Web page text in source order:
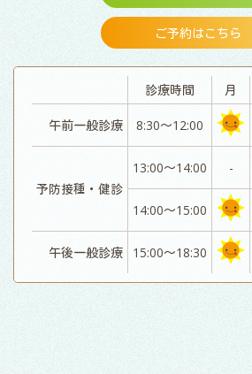
ご予約はこちら
診療時間 月
午前一般診療 8:30～12:00
予防接種・健診
13:00～14:00 -
14:00～15:00
午後一般診療 15:00～18:30